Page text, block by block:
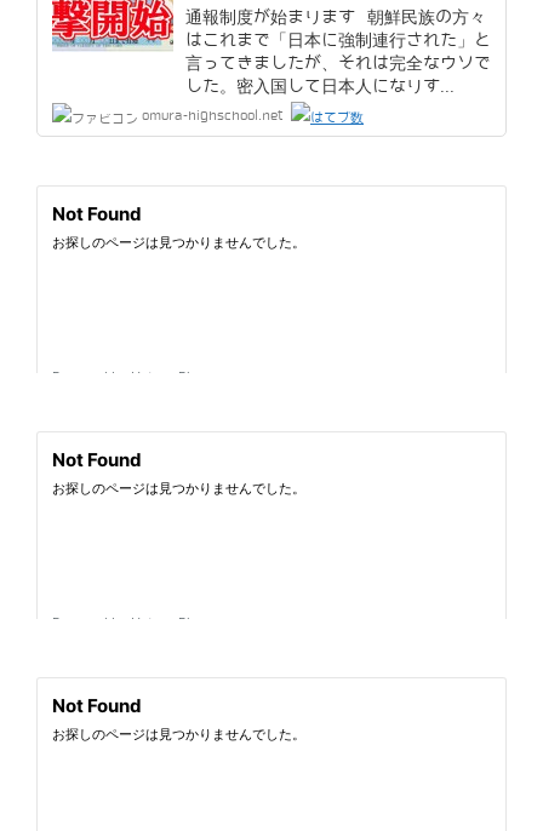
通報制度が始まります 朝鮮民族の方々
はこれまで「日本に強制連行された」と
言ってきましたが、それは完全なウソで
した。密入国して日本人になりす...
omura-highschool.net